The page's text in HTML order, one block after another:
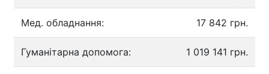
Мед. обладнання: 17 842 грн.
Гуманітарна допомога: 1 019 141 грн.